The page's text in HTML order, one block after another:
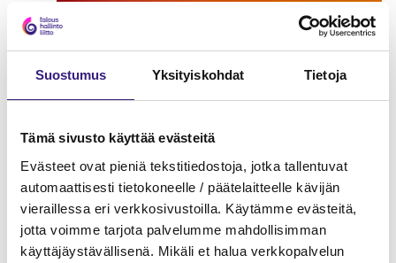
Suostumus Yksityiskohdat Tietoja
Tämä sivusto käyttää evästeitä
Evästeet ovat pieniä tekstitiedostoja, jotka tallentuvat
automaattisesti tietokoneelle / päätelaitteelle kävijän
vieraillessa eri verkkosivustoilla. Käytämme evästeitä,
jotta voimme tarjota palvelumme mahdollisimman
käyttäjäystävällisenä. Mikäli et halua verkkopalvelun